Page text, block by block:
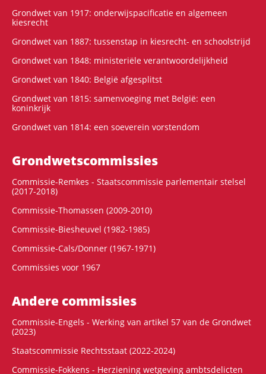
Grondwet van 1917: onderwijspacificatie en algemeen
kiesrecht
Grondwet van 1887: tussenstap in kiesrecht- en schoolstrijd
Grondwet van 1848: ministeriële verantwoordelijkheid
Grondwet van 1840: België afgesplitst
Grondwet van 1815: samenvoeging met België: een
koninkrijk
Grondwet van 1814: een soeverein vorstendom
Grondwets­commissies
Commissie-Remkes - Staatscommissie parlementair stelsel
(2017-2018)
Commissie-Thomassen (2009-2010)
Commissie-Biesheuvel (1982-1985)
Commissie-Cals/Donner (1967-1971)
Commissies voor 1967
Andere commissies
Commissie-Engels - Werking van artikel 57 van de Grondwet
(2023)
Staatscommissie Rechtsstaat (2022-2024)
Commissie-Fokkens - Herziening wetgeving ambtsdelicten